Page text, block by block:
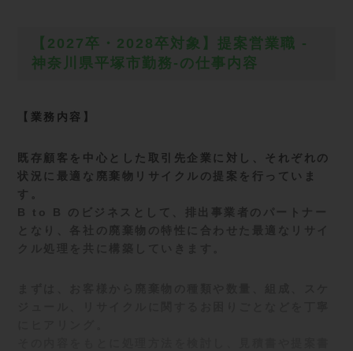
【2027卒・2028卒対象】提案営業職 -
神奈川県平塚市勤務-の仕事内容
【業務内容】
既存顧客を中心とした取引先企業に対し、それぞれの
状況に最適な廃棄物リサイクルの提案を行っていま
す。
B to B のビジネスとして、排出事業者のパートナー